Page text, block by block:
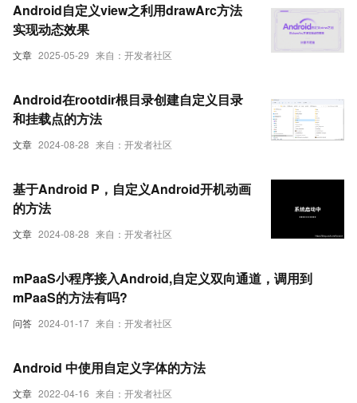
文章 2025-05-29 来自：开发者社区
Android自定义view之利用drawArc方法
实现动态效果
文章 2024-08-28 来自：开发者社区
Android在rootdir根目录创建自定义目录
和挂载点的方法
文章 2024-08-28 来自：开发者社区
基于Android P，自定义Android开机动画
的方法
问答 2024-01-17 来自：开发者社区
mPaaS小程序接入Android,自定义双向通道，调用到
mPaaS的方法有吗?
文章 2022-04-16 来自：开发者社区
Android 中使用自定义字体的方法